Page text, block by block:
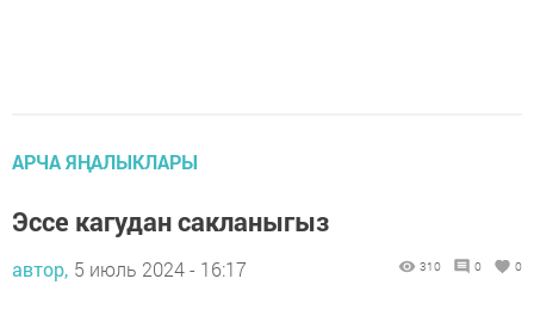
АРЧА ЯҢАЛЫКЛАРЫ
Эссе кагудан сакланыгыз
автор, 5 июль 2024 - 16:17 310 0 0